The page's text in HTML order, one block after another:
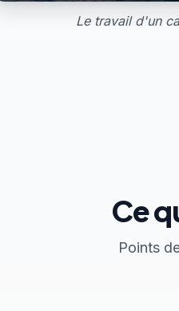
Le travail d'un
Ce
Points